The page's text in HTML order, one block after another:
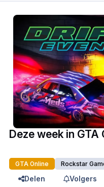
Deze week in
GTA Online Rockstar
Delen
Volgers